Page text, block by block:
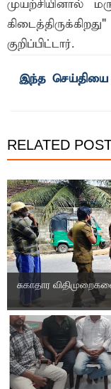
முயற்சியினால்
குறிப்பிட்டார்.
RELATED
சுகாதார